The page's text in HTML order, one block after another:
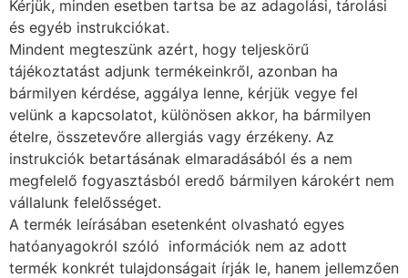
Kérjük, minden esetben tartsa be az adagolási, tárolási
és egyéb instrukciókat.
Mindent megteszünk azért, hogy teljeskörű
tájékoztatást adjunk termékeinkről, azonban ha
bármilyen kérdése, aggálya lenne, kérjük vegye fel
velünk a kapcsolatot, különösen akkor, ha bármilyen
ételre, összetevőre allergiás vagy érzékeny. Az
instrukciók betartásának elmaradásából és a nem
megfelelő fogyasztásból eredő bármilyen károkért nem
vállalunk felelősséget.
A termék leírásában esetenként olvasható egyes
hatóanyagokról szóló információk nem az adott
termék konkrét tulajdonságait írják le, hanem jellemzően